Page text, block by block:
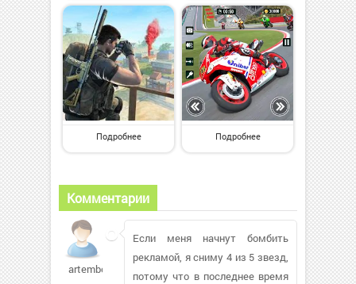
Подробнее Подробнее
Комментарии
artembon
Если меня начнут бомбить
рекламой, я сниму 4 из 5 звезд,
потому что в последнее время